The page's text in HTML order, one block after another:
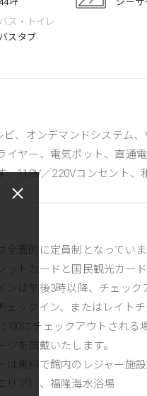
バス・トイレ
バスタブ
ビ、オンデマンドシステム
イヤー、電気ポット、直通
、110V／220Vコンセント、
面的に定員制となってい
トカードと国民観光カード
は午後3時以降、チェック
ェックイン、またはレイト
00にチェックアウトされる
ジを頂戴いたします。
無料で館内のレジャー施
リア）、福隆海水浴場